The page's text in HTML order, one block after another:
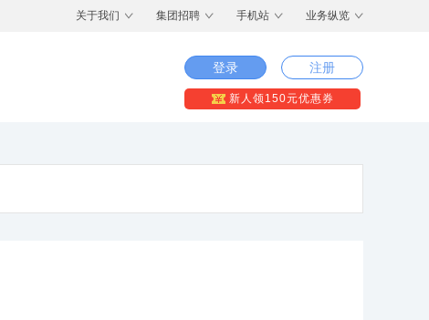
关于我们 集团招聘 手机站 业务纵览
登录 注册
新人领150元优惠券